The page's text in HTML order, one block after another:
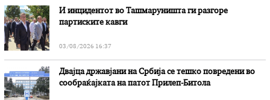
И инцидентот во Ташмаруништa ги разгоре
партиските кавги
03/08/2026 16:37
Двајца државјани на Србија се тешко повредени во
сообраќајката на патот Прилеп-Битола